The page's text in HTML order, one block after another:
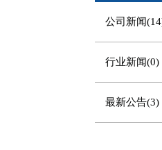
公司新闻
行业新闻(0)
最新公告(3)